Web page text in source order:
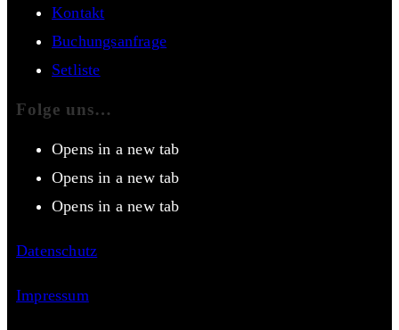
Kontakt
Buchungsanfrage
Setliste
Folge uns…
Opens in a new tab
Opens in a new tab
Opens in a new tab
Datenschutz
Impressum